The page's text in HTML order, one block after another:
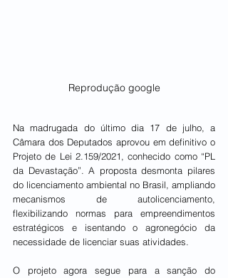
Reprodução google
Na madrugada do último dia 17 de julho, a
Câmara dos Deputados aprovou em definitivo o
Projeto de Lei 2.159/2021, conhecido como “PL
da Devastação”. A proposta desmonta pilares
do licenciamento ambiental no Brasil, ampliando
mecanismos de autolicenciamento,
flexibilizando normas para empreendimentos
estratégicos e isentando o agronegócio da
necessidade de licenciar suas atividades.
O projeto agora segue para a sanção do